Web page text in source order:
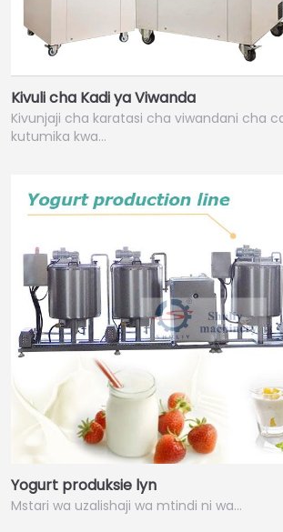
Kivuli cha Kadi ya Viwanda
Kivunjaji cha karatasi cha viwandani cha
kutumika kwa…
Yogurt produksie lyn
Mstari wa uzalishaji wa mtindi ni wa…